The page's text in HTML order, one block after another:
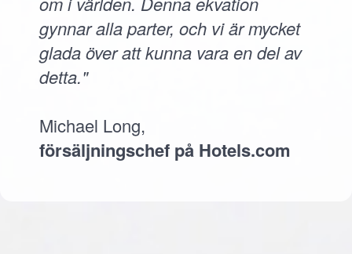
gynnar alla parter, och vi är mycket
glada över att kunna vara en del av
detta."
Michael Long,
försäljningschef på Hotels.com